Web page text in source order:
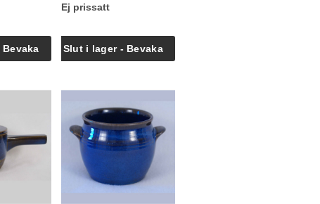
Ej prissatt